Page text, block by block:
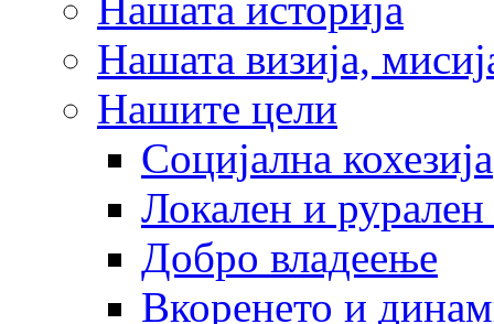
Нашата визија,
Нашите цели
Социјална кохезија
Локален и рурален
Добро владеење
Вкоренето и